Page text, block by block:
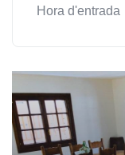
Hora d'entrada